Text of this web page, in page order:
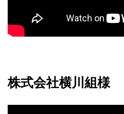
株式会社横川組様